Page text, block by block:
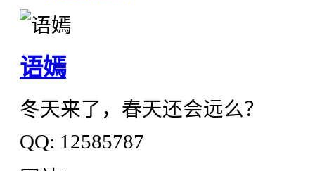
语嫣
冬天来了，春天还会远么？
QQ: 12585787